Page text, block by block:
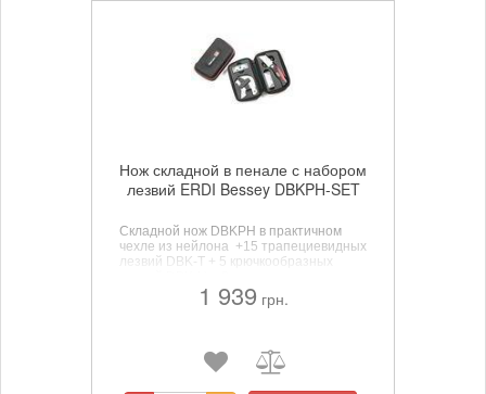
Нож складной в пенале с набором
лезвий ERDI Bessey DBKPH-SET
Складной нож DBKPH в практичном
чехле из нейлона +15 трапециевидных
лезвий DBK-T + 5 крючкообразных
линолеума DBK-L + 2 лезвия –
выколотки DBK-A1 939 грн.